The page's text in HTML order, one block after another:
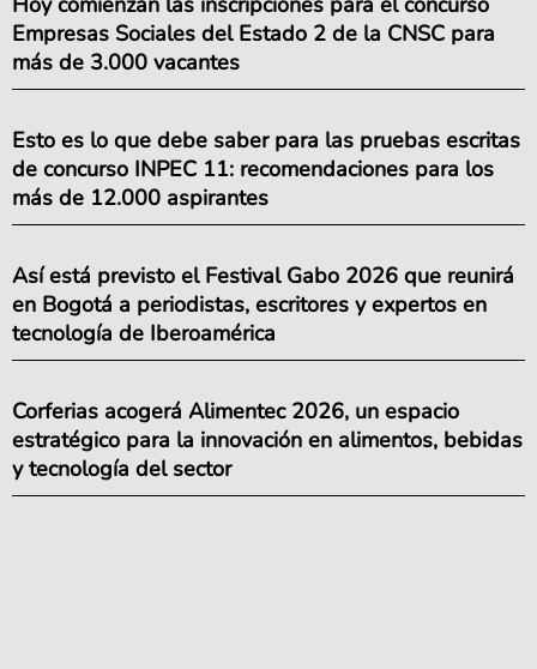
Empresas Sociales del Estado 2 de la CNSC para
más de 3.000 vacantes
Esto es lo que debe saber para las pruebas escritas
de concurso INPEC 11: recomendaciones para los
más de 12.000 aspirantes
Así está previsto el Festival Gabo 2026 que reunirá
en Bogotá a periodistas, escritores y expertos en
tecnología de Iberoamérica
Corferias acogerá Alimentec 2026, un espacio
estratégico para la innovación en alimentos, bebidas
y tecnología del sector